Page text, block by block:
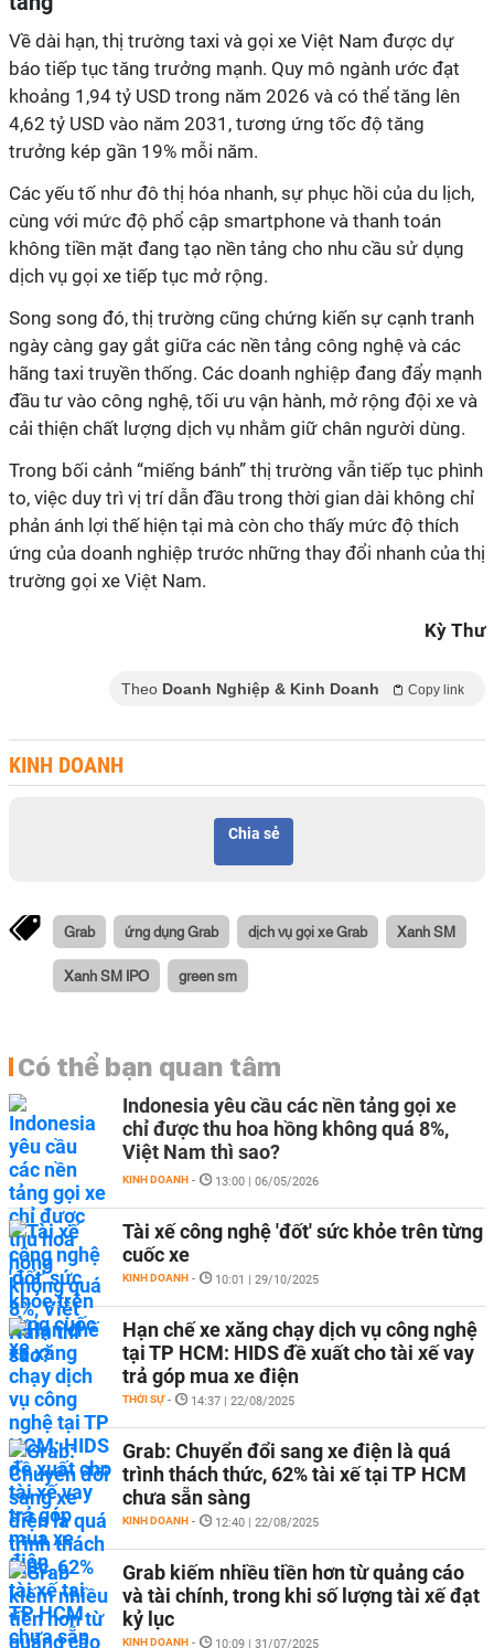
Về dài hạn, thị trường taxi và gọi xe Việt Nam được dự
báo tiếp tục tăng trưởng mạnh. Quy mô ngành ước đạt
khoảng 1,94 tỷ USD trong năm 2026 và có thể tăng lên
4,62 tỷ USD vào năm 2031, tương ứng tốc độ tăng
trưởng kép gần 19% mỗi năm.
Các yếu tố như đô thị hóa nhanh, sự phục hồi của du lịch,
cùng với mức độ phổ cập smartphone và thanh toán
không tiền mặt đang tạo nền tảng cho nhu cầu sử dụng
dịch vụ gọi xe tiếp tục mở rộng.
Song song đó, thị trường cũng chứng kiến sự cạnh tranh
ngày càng gay gắt giữa các nền tảng công nghệ và các
hãng taxi truyền thống. Các doanh nghiệp đang đẩy mạnh
đầu tư vào công nghệ, tối ưu vận hành, mở rộng đội xe và
cải thiện chất lượng dịch vụ nhằm giữ chân người dùng.
Trong bối cảnh “miếng bánh” thị trường vẫn tiếp tục phình
to, việc duy trì vị trí dẫn đầu trong thời gian dài không chỉ
phản ánh lợi thế hiện tại mà còn cho thấy mức độ thích
ứng của doanh nghiệp trước những thay đổi nhanh của thị
trường gọi xe Việt Nam.
Kỳ Thư
Theo Doanh Nghiệp & Kinh Doanh Copy link
KINH DOANH
Chia sẻ
Grab ứng dụng Grab dịch vụ gọi xe Grab Xanh SM
Xanh SM IPO green sm
Có thể bạn quan tâm
Indonesia yêu cầu các nền tảng gọi xe
chỉ được thu hoa hồng không quá 8%,
Việt Nam thì sao?
KINH DOANH - 13:00 | 06/05/2026
Tài xế công nghệ 'đốt' sức khỏe trên từng
cuốc xe
KINH DOANH - 10:01 | 29/10/2025
Hạn chế xe xăng chạy dịch vụ công nghệ
tại TP HCM: HIDS đề xuất cho tài xế vay
trả góp mua xe điện
THỜI SỰ - 14:37 | 22/08/2025
Grab: Chuyển đổi sang xe điện là quá
trình thách thức, 62% tài xế tại TP HCM
chưa sẵn sàng
KINH DOANH - 12:40 | 22/08/2025
Grab kiếm nhiều tiền hơn từ quảng cáo
và tài chính, trong khi số lượng tài xế đạt
kỷ lục
KINH DOANH - 10:09 | 31/07/2025